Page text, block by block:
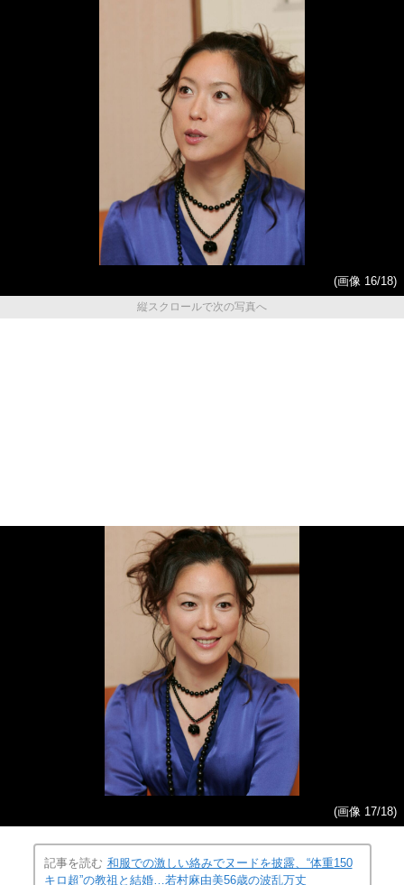
(画像 16/18)
縦スクロールで次の写真へ
(画像 17/18)
記事を読む 和服での激しい絡みでヌードを披露、“体重150
キロ超”の教祖と結婚…若村麻由美56歳の波乱万丈